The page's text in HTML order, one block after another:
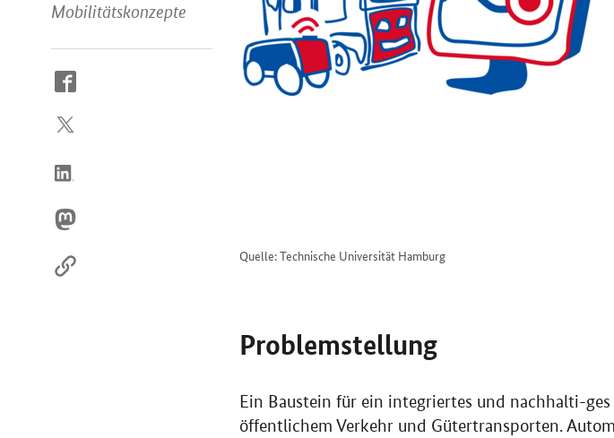
Mobilitätskonzepte
So
Sie
Internet
Quelle: Technische Universität Hamburg
Problemstellung
Ein Baustein für ein integriertes und nachhalti-
öffentlichem Verkehr und Gütertransporten.